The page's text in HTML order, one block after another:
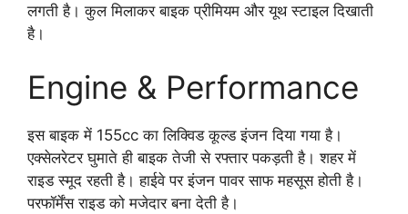
लगती है। कुल मिलाकर बाइक प्रीमियम और यूथ स्टाइल दिखाती
है।
Engine & Performance
इस बाइक में 155cc का लिक्विड कूल्ड इंजन दिया गया है।
एक्सेलरेटर घुमाते ही बाइक तेजी से रफ्तार पकड़ती है। शहर में
राइड स्मूद रहती है। हाईवे पर इंजन पावर साफ महसूस होती है।
परफॉर्मेंस राइड को मजेदार बना देती है।